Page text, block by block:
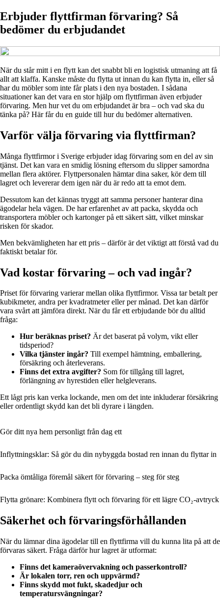
Erbjuder flyttfirman förvaring? Så
bedömer du erbjudandet
När du står mitt i en flytt kan det snabbt bli en logistisk utmaning att få
allt att klaffa. Kanske måste du flytta ut innan du kan flytta in, eller så
har du möbler som inte får plats i den nya bostaden. I sådana
situationer kan det vara en stor hjälp om flyttfirman även erbjuder
förvaring. Men hur vet du om erbjudandet är bra – och vad ska du
tänka på? Här får du en guide till hur du bedömer alternativen.
Varför välja förvaring via flyttfirman?
Många flyttfirmor i Sverige erbjuder idag förvaring som en del av sin
tjänst. Det kan vara en smidig lösning eftersom du slipper samordna
mellan flera aktörer. Flyttpersonalen hämtar dina saker, kör dem till
lagret och levererar dem igen när du är redo att ta emot dem.
Dessutom kan det kännas tryggt att samma personer hanterar dina
ägodelar hela vägen. De har erfarenhet av att packa, skydda och
transportera möbler och kartonger på ett säkert sätt, vilket minskar
risken för skador.
Men bekvämligheten har ett pris – därför är det viktigt att förstå vad du
faktiskt betalar för.
Vad kostar förvaring – och vad ingår?
Priset för förvaring varierar mellan olika flyttfirmor. Vissa tar betalt per
kubikmeter, andra per kvadratmeter eller per månad. Det kan därför
vara svårt att jämföra direkt. När du får ett erbjudande bör du alltid
fråga:
Hur beräknas priset? Är det baserat på volym, vikt eller
tidsperiod?
Vilka tjänster ingår? Till exempel hämtning, emballering,
försäkring och återleverans.
Finns det extra avgifter? Som för tillgång till lagret,
förlängning av hyrestiden eller helgleverans.
Ett lågt pris kan verka lockande, men om det inte inkluderar försäkring
eller ordentligt skydd kan det bli dyrare i längden.
Gör ditt nya hem personligt från dag ett
Inflyttningsklar: Så gör du din nybyggda bostad ren innan du flyttar in
Packa ömtåliga föremål säkert för förvaring – steg för steg
Flytta grönare: Kombinera flytt och förvaring för ett lägre CO₂-avtryck
Säkerhet och förvaringsförhållanden
När du lämnar dina ägodelar till en flyttfirma vill du kunna lita på att de
förvaras säkert. Fråga därför hur lagret är utformat:
Finns det kameraövervakning och passerkontroll?
Är lokalen torr, ren och uppvärmd?
Finns skydd mot fukt, skadedjur och
temperatursvängningar?